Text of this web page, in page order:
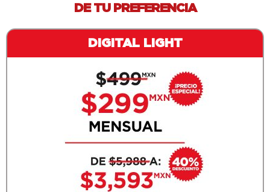
DE TU PREFERENCIA
DIGITAL LIGHT